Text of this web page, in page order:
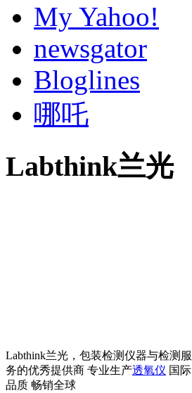
My Yahoo!
newsgator
Bloglines
哪吒
Labthink兰光
Labthink兰光，包装检测仪器与检测服
务的优秀提供商 专业生产透氧仪 国际
品质 畅销全球